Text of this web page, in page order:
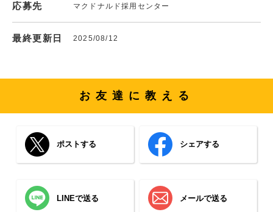
応募先 マクドナルド採用センター
最終更新日 2025/08/12
お友達に教える
ポストする シェアする
LINEで送る メールで送る